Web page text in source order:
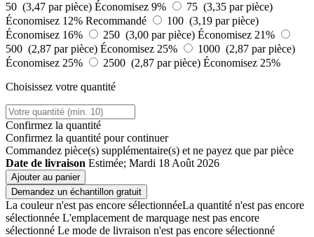
50 (3,47 par pièce) Économisez 9%
75 (3,35 par pièce)
Économisez 12% Recommandé
100 (3,19 par pièce)
Économisez 16%
250 (3,00 par pièce) Économisez 21%
500 (2,87 par pièce) Économisez 25%
1000 (2,87 par pièce)
Économisez 25%
2500 (2,87 par pièce) Économisez 25%
Choisissez votre quantité
Confirmez la quantité
Confirmez la quantité pour continuer
Commandez pièce(s) supplémentaire(s) et ne payez que par pièce
Date de livraison Estimée; Mardi 18 Août 2026
Ajouter au panier
Demandez un échantillon gratuit
La couleur n'est pas encore sélectionnéeLa quantité n'est pas encore
sélectionnée L'emplacement de marquage nest pas encore
sélectionné Le mode de livraison n'est pas encore sélectionné